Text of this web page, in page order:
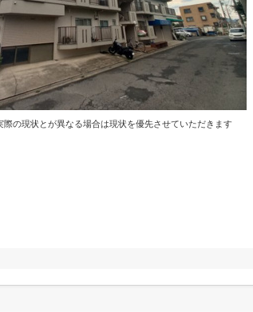
の現状とが異なる場合は現状を優先させていただきます